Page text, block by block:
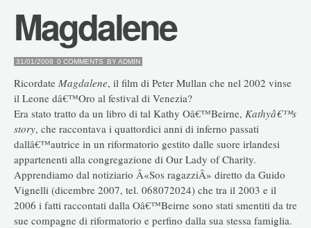
Magdalene
31/01/2008 0 COMMENTS BY ADMIN
Ricordate Magdalene, il film di Peter Mullan che nel 2002 vinse
il Leone dâ€™Oro al festival di Venezia?
Era stato tratto da un libro di tal Kathy Oâ€™Beirne, Kathyâ€™s
story, che raccontava i quattordici anni di inferno passati
dallâ€™autrice in un riformatorio gestito dalle suore irlandesi
appartenenti alla congregazione di Our Lady of Charity.
Apprendiamo dal notiziario Â«Sos ragazziÂ» diretto da Guido
Vignelli (dicembre 2007, tel. 068072024) che tra il 2003 e il
2006 i fatti raccontati dalla Oâ€™Beirne sono stati smentiti da tre
sue compagne di riformatorio e perfino dalla sua stessa famiglia.